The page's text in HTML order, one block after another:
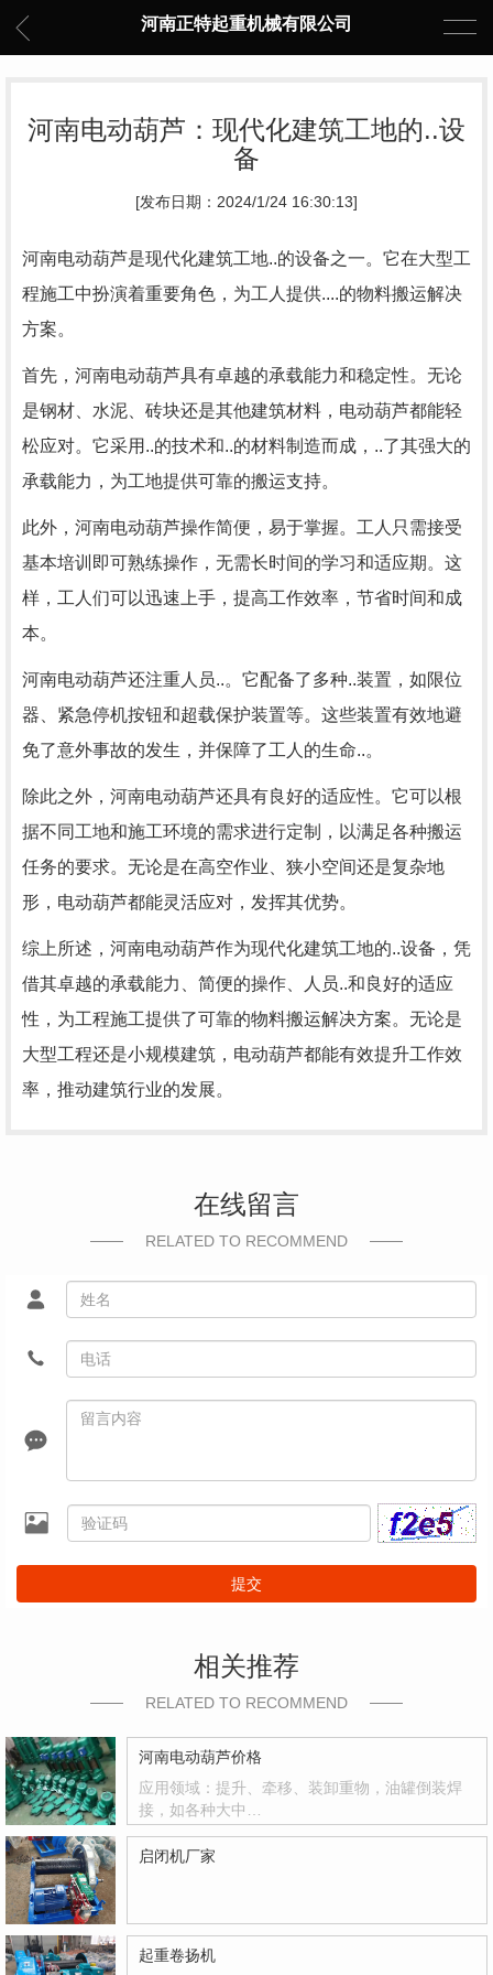
河南正特起重机械有限公司
河南电动葫芦：现代化建筑工地的..设
备
[发布日期：2024/1/24 16:30:13]
河南电动葫芦是现代化建筑工地..的设备之一。它在大型工
程施工中扮演着重要角色，为工人提供....的物料搬运解决
方案。
首先，河南电动葫芦具有卓越的承载能力和稳定性。无论
是钢材、水泥、砖块还是其他建筑材料，电动葫芦都能轻
松应对。它采用..的技术和..的材料制造而成，..了其强大的
承载能力，为工地提供可靠的搬运支持。
此外，河南电动葫芦操作简便，易于掌握。工人只需接受
基本培训即可熟练操作，无需长时间的学习和适应期。这
样，工人们可以迅速上手，提高工作效率，节省时间和成
本。
河南电动葫芦还注重人员..。它配备了多种..装置，如限位
器、紧急停机按钮和超载保护装置等。这些装置有效地避
免了意外事故的发生，并保障了工人的生命..。
除此之外，河南电动葫芦还具有良好的适应性。它可以根
据不同工地和施工环境的需求进行定制，以满足各种搬运
任务的要求。无论是在高空作业、狭小空间还是复杂地
形，电动葫芦都能灵活应对，发挥其优势。
综上所述，河南电动葫芦作为现代化建筑工地的..设备，凭
借其卓越的承载能力、简便的操作、人员..和良好的适应
性，为工程施工提供了可靠的物料搬运解决方案。无论是
大型工程还是小规模建筑，电动葫芦都能有效提升工作效
率，推动建筑行业的发展。
在线留言
RELATED TO RECOMMEND
提交
相关推荐
RELATED TO RECOMMEND
河南电动葫芦价格
应用领域：提升、牵移、装卸重物，油罐倒装焊
接，如各种大中…
启闭机厂家
起重卷扬机